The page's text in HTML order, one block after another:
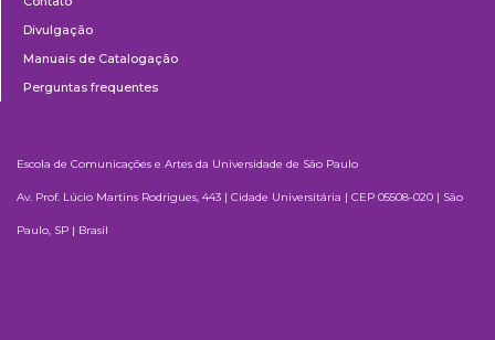
Divulgação
Manuais de Catalogação
Perguntas frequentes
Escola de Comunicações e Artes da Universidade de São Paulo
Av. Prof. Lúcio Martins Rodrigues, 443 | Cidade Universitária | CEP 05508-020 | São
Paulo, SP | Brasil